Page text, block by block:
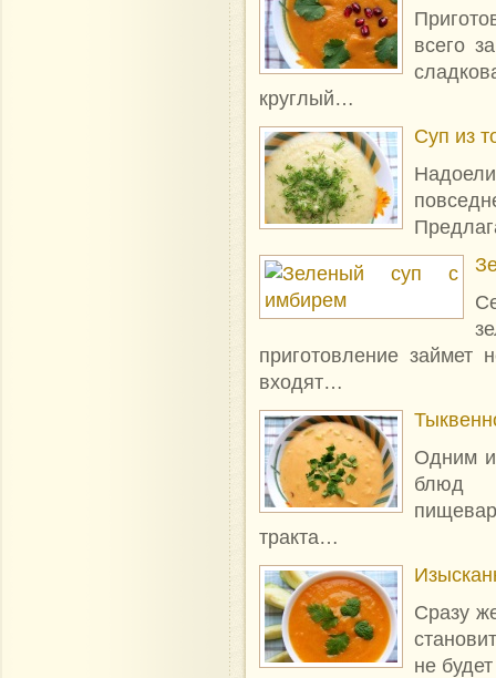
всего
круглый…
Суп из
приготовление
входят…
Одним
блюд
тракта…
Сразу
не